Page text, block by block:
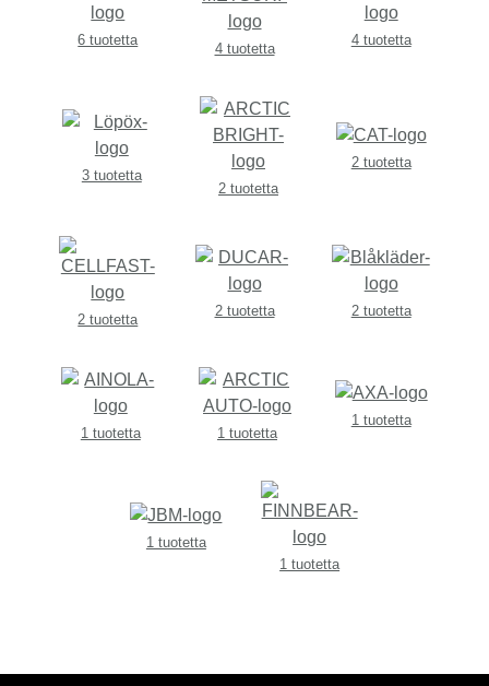
6 tuotetta
4 tuotetta
4 tuotetta
3 tuotetta
2 tuotetta
2 tuotetta
2 tuotetta
2 tuotetta 2 tuotetta
1 tuotetta 1 tuotetta
1 tuotetta
1 tuotetta
1 tuotetta